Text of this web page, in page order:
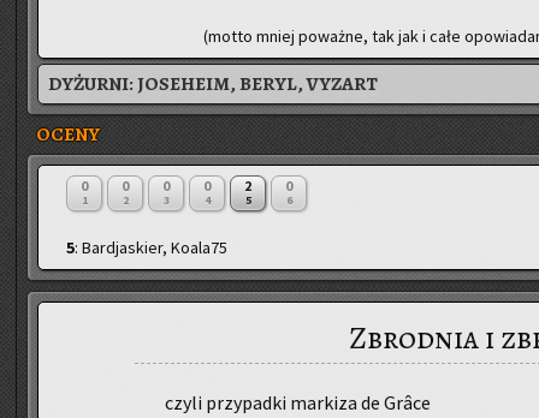
(motto mniej po­waż­ne, tak jak i całe
DYŻURNI:JOSEHEIM, BERYL, VYZART
OCENY
0
1
0
2
0
3
0
4
2
5
0
6
5: Bardjaskier, Koala75
Zbrodnia i
czyli przy­pad­ki mar­ki­za de Grâce